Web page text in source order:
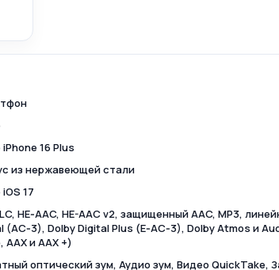
16 Plus
из нержавеющей стали
17
HE‑AAC, HE-AAC v2, защищенный AAC, MP3,
(AC‑3), Dolby Digital Plus (E‑AC‑3), Dolby Atmos и
AAX и AAX +)
оптический зум, Аудио зум, Видео QuickTake,